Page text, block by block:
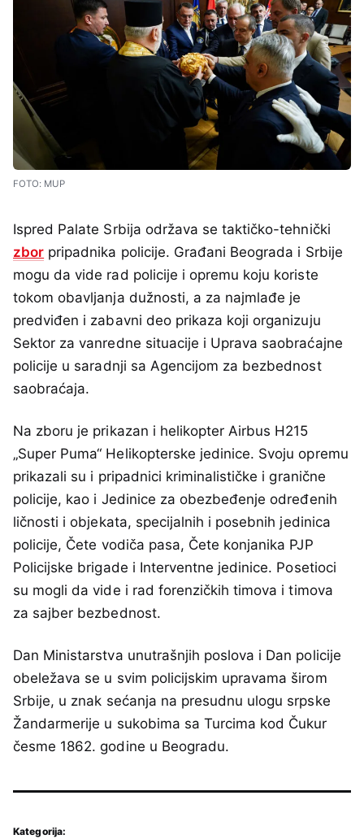
FOTO: MUP
Ispred Palate Srbija održava se taktičko-tehnički
zbor pripadnika policije. Građani Beograda i Srbije
mogu da vide rad policije i opremu koju koriste
tokom obavljanja dužnosti, a za najmlađe je
predviđen i zabavni deo prikaza koji organizuju
Sektor za vanredne situacije i Uprava saobraćajne
policije u saradnji sa Agencijom za bezbednost
saobraćaja.
Na zboru je prikazan i helikopter Airbus H215
„Super Puma“ Helikopterske jedinice. Svoju opremu
prikazali su i pripadnici kriminalističke i granične
policije, kao i Jedinice za obezbeđenje određenih
ličnosti i objekata, specijalnih i posebnih jedinica
policije, Čete vodiča pasa, Čete konjanika PJP
Policijske brigade i Interventne jedinice. Posetioci
su mogli da vide i rad forenzičkih timova i timova
za sajber bezbednost.
Dan Ministarstva unutrašnjih poslova i Dan policije
obeležava se u svim policijskim upravama širom
Srbije, u znak sećanja na presudnu ulogu srpske
Žandarmerije u sukobima sa Turcima kod Čukur
česme 1862. godine u Beogradu.
Kategorija: